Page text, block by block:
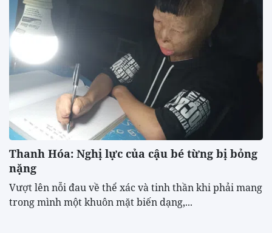
Thanh Hóa: Nghị lực của cậu bé từng bị bỏng
nặng
Vượt lên nỗi đau về thể xác và tinh thần khi phải mang
trong mình một khuôn mặt biến dạng,...